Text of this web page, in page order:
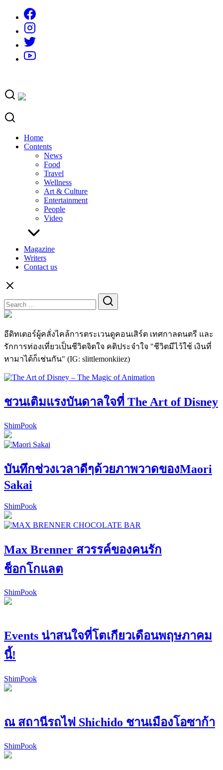
content
Home
Contents
News
Food
Travel
Wellness
Art & Culture
Entertainment
People
Video
Magazine
Writers
Contact us
for:
อีดิทเตอร์ผู้คลั่งไคล้การตระเวนดูคอนเสิร์ต เทศกาลดนตรี และ
รักการท่องเที่ยวเป็นชีวิตจิตใจ คติประจำใจ "ชีวิตมีไว้ใช้ เงินที่
หามาได้ก็เช่นกัน" (IG: slittlemonkiiez)
ชวนเติมแรงบันดาลใจที่ The Art of Disney
ShimPook
บันทึกช่วงเวลาดีๆด้วยภาพวาดของMaori
Sakai
ShimPook
Max Brenner สวรรค์ของคนรัก
ช็อกโกแลต
ShimPook
Events น่าสนใจที่โตเกียวเดือนพฤษภาคม
นี้!
ShimPook
ณ สถานีรถไฟ Shichido ชานเมืองโอซาก้า
ShimPook